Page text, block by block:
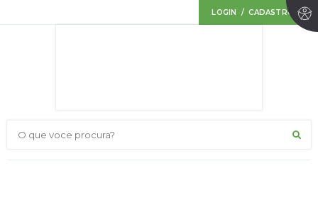
LOGIN / CADASTRO
O que voce procura?